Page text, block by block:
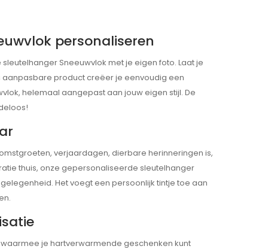
personaliseren
Sneeuwvlok met je eigen foto. Laat je
aanpasbare product creëer je eenvoudig een
helemaal aangepast aan jouw eigen stijl. De
verjaardagen, dierbare herinneringen is,
thuis, onze gepersonaliseerde sleutelhanger
Het voegt een persoonlijk tintje toe aan
je hartverwarmende geschenken kunt